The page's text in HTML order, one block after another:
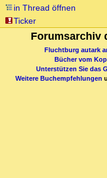
in Thread öffnen
Ticker
Forumsarchiv
Fluchtburg autark
Bücher vom
Unterstützen Sie das
Weitere Buchempfehlungen